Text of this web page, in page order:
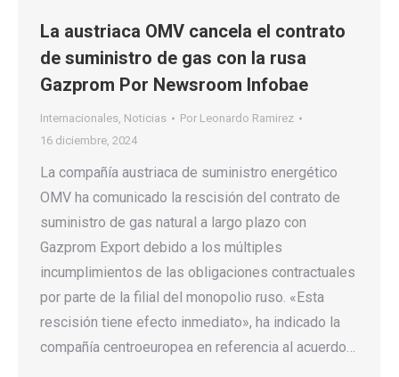
La austriaca OMV cancela el contrato
de suministro de gas con la rusa
Gazprom Por Newsroom Infobae
Internacionales, Noticias Por Leonardo Ramirez
16 diciembre, 2024
La compañía austriaca de suministro energético
OMV ha comunicado la rescisión del contrato de
suministro de gas natural a largo plazo con
Gazprom Export debido a los múltiples
incumplimientos de las obligaciones contractuales
por parte de la filial del monopolio ruso. «Esta
rescisión tiene efecto inmediato», ha indicado la
compañía centroeuropea en referencia al acuerdo…